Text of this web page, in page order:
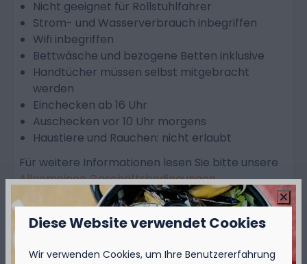
Nicht geeignet für Rollstuhlfahrer
Strom- und Wasserverbrauch inbegriffen
Wifi inbegriffen
Bettwäsche und bezogene Betten inklusive
Handtücher müssen selbst mitgebracht
werden
Einchecken ab 16 Uhr
Auschecken vor 10 Uhr morgens
Haustiere und Rauchen: nicht erlaubt
Für weitere Informationen lesen Sie bitte unsere
Allgemeinen Geschäftsbedingungen.
Mehr Infos? Allgemeine Bedingungen
ansehen
Diese Website verwendet Cookies
Wir verwenden Cookies, um Ihre Benutzererfahrung